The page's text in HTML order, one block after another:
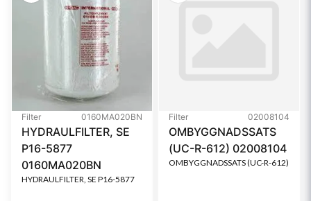
Filter 0160MA020BN
HYDRAULFILTER, SE
P16-5877
0160MA020BN
HYDRAULFILTER, SE P16-5877
Filter 02008104
OMBYGGNADSSATS
(UC-R-612) 02008104
OMBYGGNADSSATS (UC-R-612)